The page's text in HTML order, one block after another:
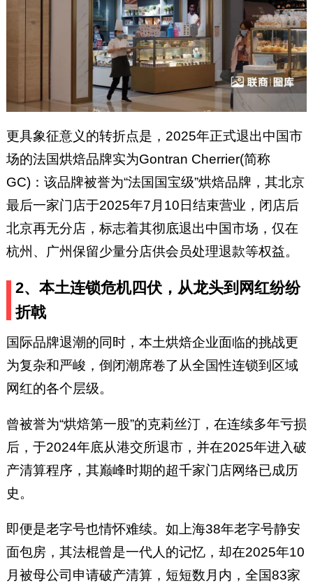
更具象征意义的转折点是，2025年正式退出中国市
场的法国烘焙品牌实为Gontran Cherrier(简称
GC)：该品牌被誉为“法国国宝级”烘焙品牌，其北京
最后一家门店于2025年7月10日结束营业，闭店后
北京再无分店，标志着其彻底退出中国市场，仅在
杭州、广州保留少量分店供会员处理退款等权益。
2、本土连锁危机四伏，从龙头到网红纷纷
折戟
国际品牌退潮的同时，本土烘焙企业面临的挑战更
为复杂和严峻，倒闭潮席卷了从全国性连锁到区域
网红的各个层级。
曾被誉为“烘焙第一股”的克莉丝汀，在连续多年亏损
后，于2024年底从港交所退市，并在2025年进入破
产清算程序，其巅峰时期的超千家门店网络已成历
史。
即便是老字号也情怀难续。如上海38年老字号静安
面包房，其法棍曾是一代人的记忆，却在2025年10
月被母公司申请破产清算，短短数月内，全国83家